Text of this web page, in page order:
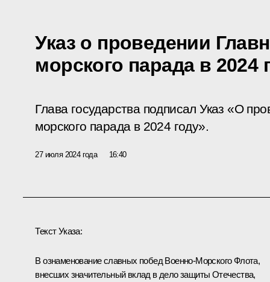
Указ о проведении
морского парада в 2024
Глава государства подписал Указ «О
морского парада в 2024 году».
27 июля 2024 года 16:40
Текст Указа:
В ознаменование славных побед Военно-Морского Флота,
внесших значительный вклад в дело защиты Отечества,